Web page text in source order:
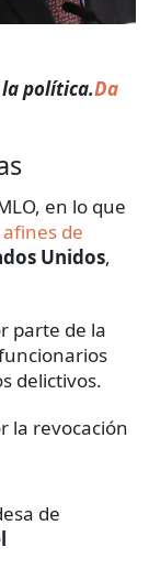
política.Da
en lo que
de
Unidos,
parte de la
delictivos.
la revocación
de